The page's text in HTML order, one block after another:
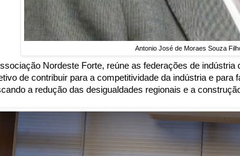
Antonio José de Moraes Souza
Nordeste Forte, reúne as federações de
de contribuir para a competitividade da indústria e para
a redução das desigualdades regionais e a